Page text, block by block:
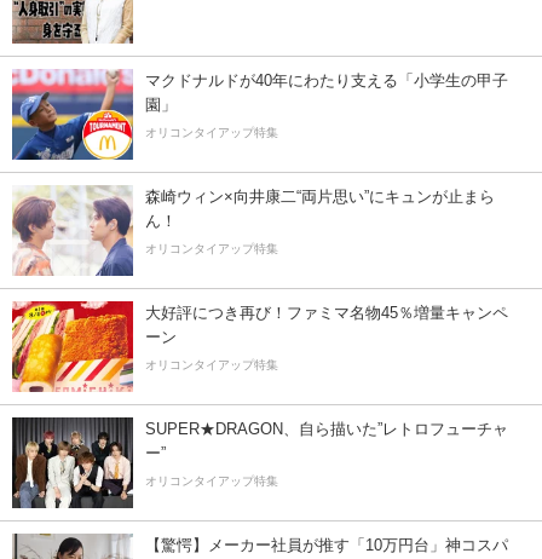
マクドナルドが40年にわたり支える「小学生の甲子
園」
オリコンタイアップ特集
森崎ウィン×向井康二“両片思い”にキュンが止まら
ん！
オリコンタイアップ特集
大好評につき再び！ファミマ名物45％増量キャンペ
ーン
オリコンタイアップ特集
SUPER★DRAGON、自ら描いた”レトロフューチャ
ー”
オリコンタイアップ特集
【驚愕】メーカー社員が推す「10万円台」神コスパ